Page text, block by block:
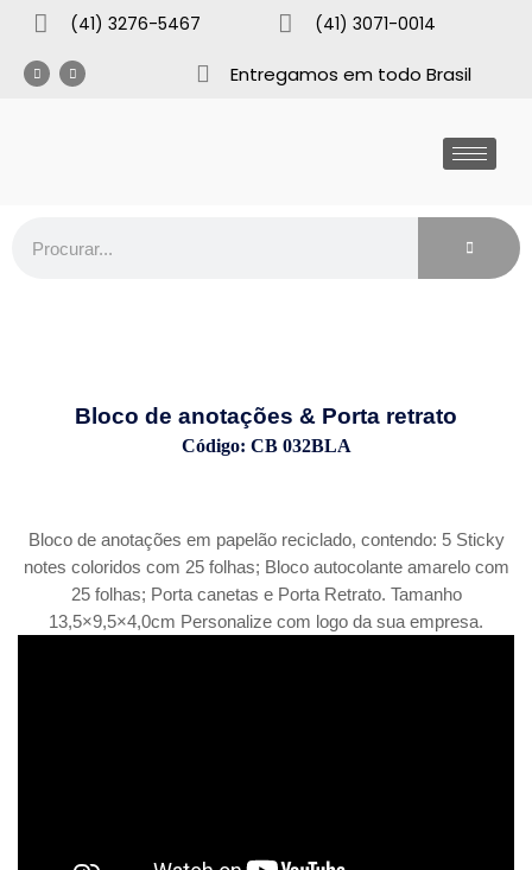
(41) 3276-5467 (41) 3071-0014
Entregamos em todo Brasil
Bloco de anotações & Porta retrato
Código: CB 032BLA
Bloco de anotações em papelão reciclado, contendo: 5 Sticky
notes coloridos com 25 folhas; Bloco autocolante amarelo com
25 folhas; Porta canetas e Porta Retrato. Tamanho
13,5×9,5×4,0cm Personalize com logo da sua empresa.